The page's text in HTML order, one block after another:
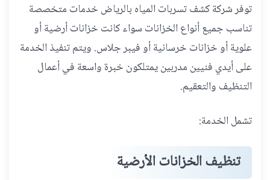
توفر شركة كشف تسربات المياه بالرياض خدمات متخصصة
تناسب جميع أنواع الخزانات سواء كانت خزانات أرضية أو
علوية أو خزانات خرسانية أو فيبر جلاس. ويتم تنفيذ الخدمة
على أيدي فنيين مدربين يمتلكون خبرة واسعة في أعمال
التنظيف والتعقيم.
تشمل الخدمة:
تنظيف الخزانات الأرضية